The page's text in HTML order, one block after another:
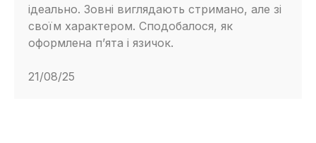
ідеально. Зовні виглядають стримано, але зі
своїм характером. Сподобалося, як
оформлена п’ята і язичок.
21/08/25